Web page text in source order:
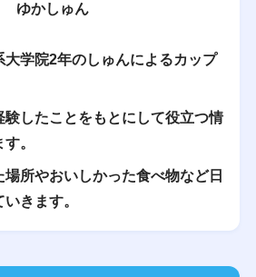
ゆかしゅん
大学院2年のしゅんによるカップ
したことをもとにして役立つ情
。
所やおいしかった食べ物など日
きます。